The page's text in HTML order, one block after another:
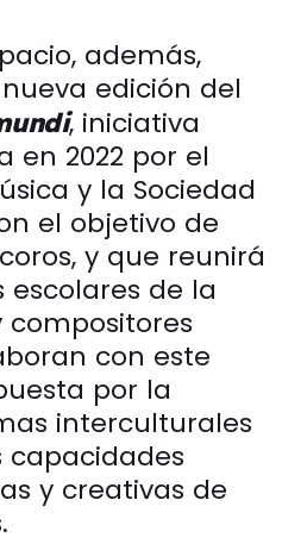
además,
edición del
, iniciativa
en 2022 por el
y la Sociedad
el objetivo de
y que reunirá
escolares de la
compositores
con este
por la
interculturales
y creativas de